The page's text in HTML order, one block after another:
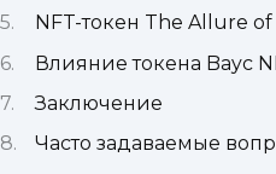
NFT-токен The Allure of
Влияние токена Bayc
Заключение
Часто задаваемые